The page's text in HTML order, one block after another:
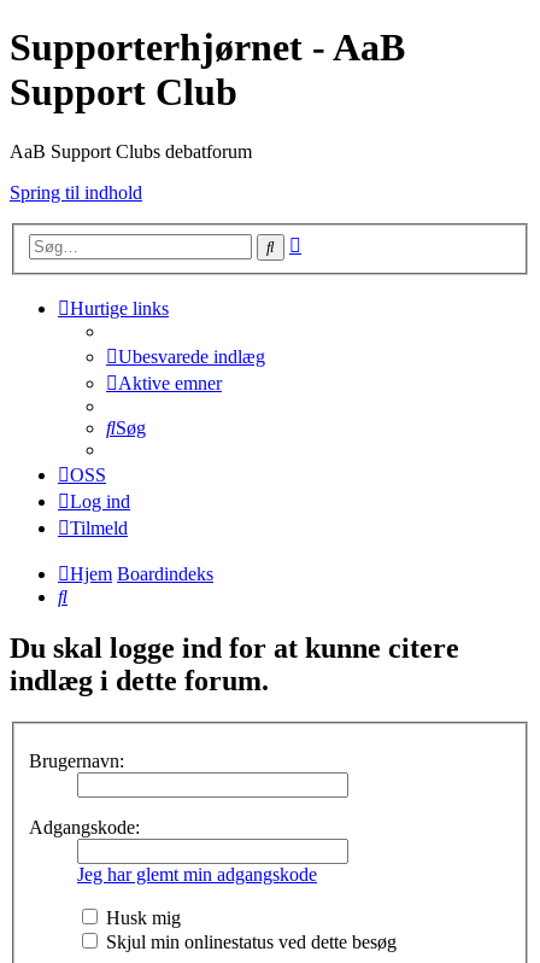
Supporterhjørnet - AaB
Support Club
AaB Support Clubs debatforum
Spring til indhold
Søg
Hurtige links
Ubesvarede indlæg
Aktive emner
Søg
OSS
Log ind
Tilmeld
Hjem Boardindeks
Søg
Du skal logge ind for at kunne citere
indlæg i dette forum.
Brugernavn:
Adgangskode:
Jeg har glemt min adgangskode
Husk mig
Skjul min onlinestatus ved dette besøg